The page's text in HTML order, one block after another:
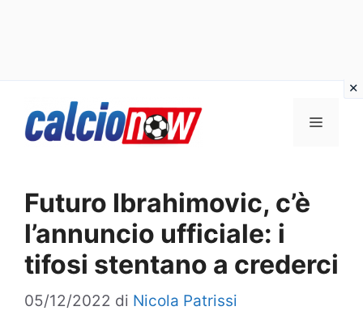
Menu
Futuro Ibrahimovic, c’è
l’annuncio ufficiale: i
tifosi stentano a crederci
05/12/2022 di Nicola Patrissi